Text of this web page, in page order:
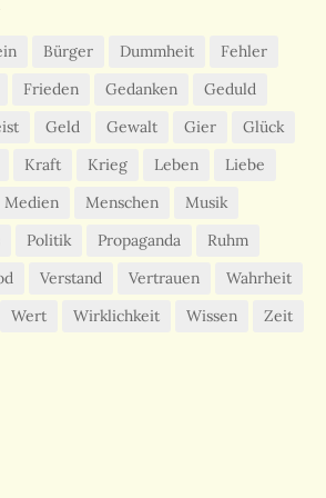
Bürger Dummheit
Fehler
Frieden Gedanken
Geduld
Geld Gewalt Gier
Glück
Kraft Krieg Leben
Liebe
Medien Menschen
Musik
Politik Propaganda
Ruhm
Verstand Vertrauen
Wahrheit
Wert Wirklichkeit Wissen
Zeit